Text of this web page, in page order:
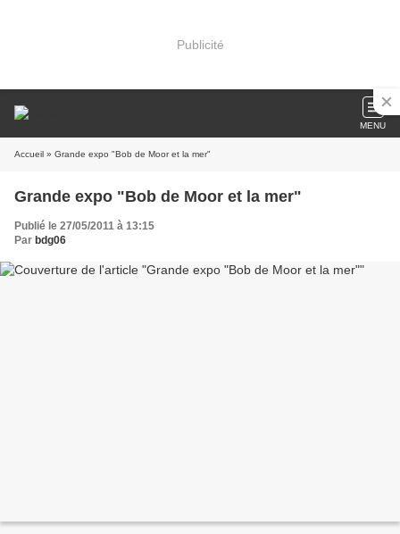
Publicité
MENU
Accueil » Grande expo "Bob de Moor et la mer"
Grande expo "Bob de Moor et la mer"
Publié le 27/05/2011 à 13:15
Par bdg06